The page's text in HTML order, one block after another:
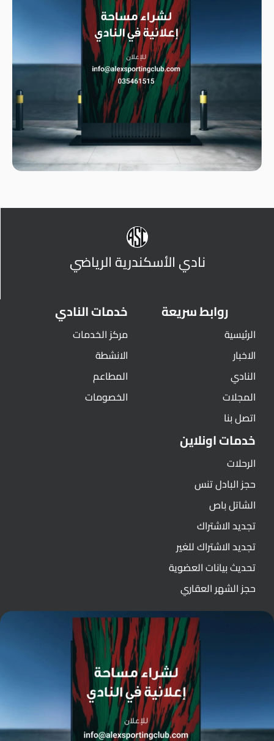
نادي الأسكندرية الرياضي
روابط سريعة
الرئيسية
الاخبار
النادي
المجلات
اتصل بنا
خدمات النادي
مركز الخدمات
الانشطة
المطاعم
الخصومات
خدمات اونلاين
الرحلات
حجز البادل تنس
الشاتل باص
تجديد الاشتراك
تجديد الاشتراك للغير
تحديث بيانات العضوية
حجز الشهر العقاري